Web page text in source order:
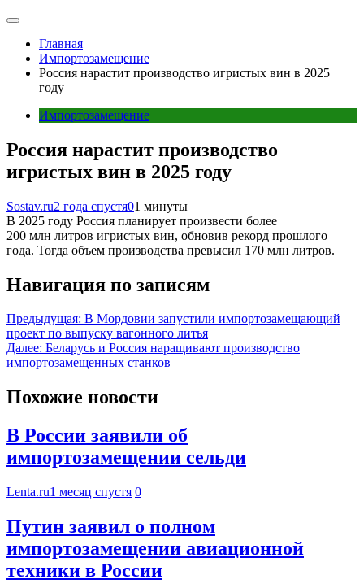
Главная
Импортозамещение
Россия нарастит производство игристых вин в 2025
году
Импортозамещение
Россия нарастит производство
игристых вин в 2025 году
Sostav.ru2 года спустя01 минуты
В 2025 году Россия планирует произвести более
200 млн литров игристых вин, обновив рекорд прошлого
года. Тогда объем производства превысил 170 млн литров.
Навигация по записям
Предыдущая: В Мордовии запустили импортозамещающий
проект по выпуску вагонного литья
Далее: Беларусь и Россия наращивают производство
импортозамещенных станков
Похожие новости
В России заявили об
импортозамещении сельди
Lenta.ru1 месяц спустя 0
Путин заявил о полном
импортозамещении авиационной
техники в России